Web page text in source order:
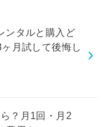
ンタルと購入ど
月試して後悔し
？月1回・月2